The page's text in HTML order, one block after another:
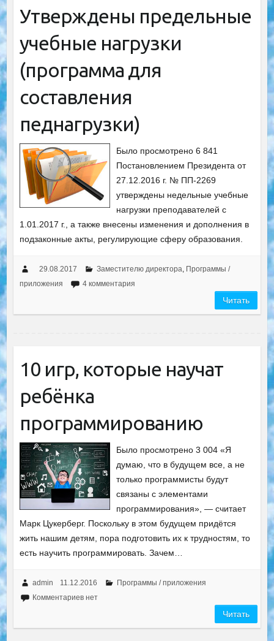
Утверждены предельные
учебные нагрузки
(программа для
составления
педнагрузки)
Было просмотрено 6 841
Постановлением Президента от
27.12.2016 г. № ПП-2269
утверждены недельные учебные
нагрузки преподавателей с
1.01.2017 г., а также внесены изменения и дополнения в
подзаконные акты, регулирующие сферу образования.
29.08.2017 Заместителю директора, Программы /
приложения
4 комментария
Читать
10 игр, которые научат
ребёнка
программированию
Было просмотрено 3 004 «Я
думаю, что в будущем все, а не
только программисты будут
связаны с элементами
программирования», — считает
Марк Цукерберг. Поскольку в этом будущем придётся
жить нашим детям, пора подготовить их к трудностям, то
есть научить программировать. Зачем…
admin 11.12.2016
Программы / приложения
Комментариев нет
Читать